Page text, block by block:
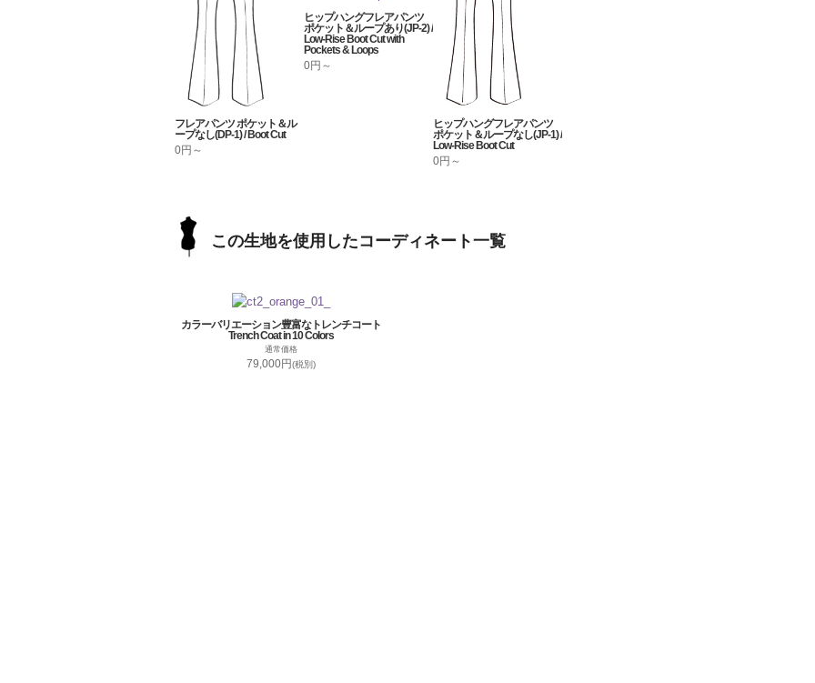
フレアパンツ ポケット＆ル
ープなし(DP-1) / Boot Cut
0円～
ヒップハングフレアパンツ
ポケット＆ループあり(JP-2) /
Low-Rise Boot Cut with
Pockets & Loops
0円～
ヒップハングフレアパンツ
ポケット＆ループなし(JP-1) /
Low-Rise Boot Cut
0円～
この生地を使用したコーディネート一覧
カラーバリエーション豊富なトレンチコート
Trench Coat in 10 Colors
通常価格
79,000円(税別)